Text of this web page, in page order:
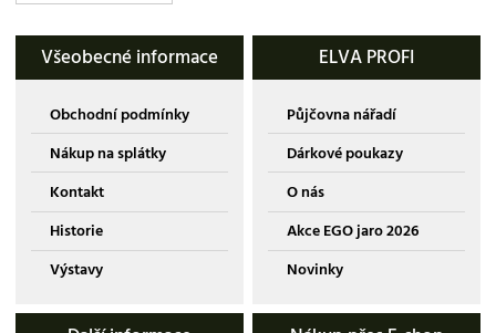
Všeobecné informace
Obchodní podmínky
Nákup na splátky
Kontakt
Historie
Výstavy
ELVA PROFI
Půjčovna nářadí
Dárkové poukazy
O nás
Akce EGO jaro 2026
Novinky